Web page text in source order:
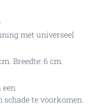
met universeel
Breedte: 6 cm.
een
te voorkomen.